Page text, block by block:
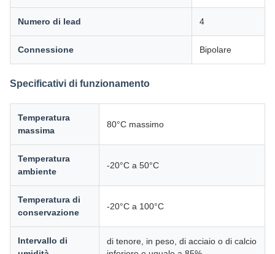
Numero di lead 4
Connessione Bipolare
Specificativi di funzionamento
Temperatura
massima
80°C massimo
Temperatura
ambiente
-20°C a 50°C
Temperatura di
conservazione
-20°C a 100°C
Intervallo di
di tenore, in peso, di acciaio o di calcio